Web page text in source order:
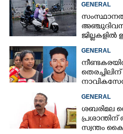
ചെന്നിത്തല
GENERAL
GENERAL
GENERAL
ശബരിമല
പ്രശാന്തിന്
സ്വന്തം